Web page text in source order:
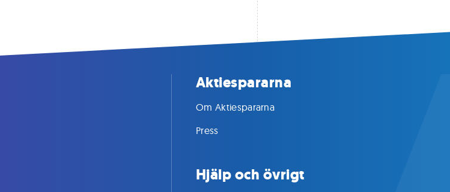
Aktiespararna
Om Aktiespararna
Press
Hjälp och övrigt